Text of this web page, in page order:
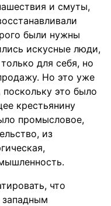
и смуты,
были нужны
искусные люди,
для себя, но
Но это уже
это было
крестьянину
промысловое,
из
что